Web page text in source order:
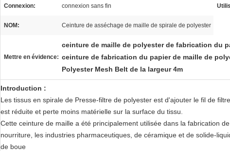
Connexion: connexion sans fin
NOM: Ceinture de asséchage de maille de spirale de polyester
Mettre en évidence:
ceinture de maille de polyester de fabrication du
ceinture de fabrication du papier de maille de
Polyester Mesh Belt de la largeur 4m
Introduction :
Les tissus en spirale de Presse-filtre de polyester est d'ajouter le fil de
est réduite et perte moins matérielle sur la surface du tissu.
Cette ceinture de maille a été principalement utilisée dans la fabrication
nourriture, les industries pharmaceutiques, de céramique et de solide-
de boue